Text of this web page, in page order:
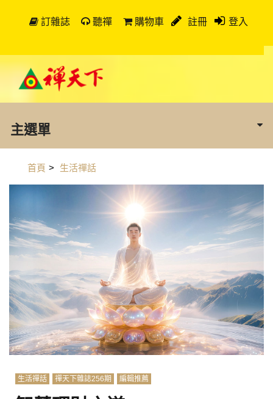
訂雜誌 聽禪 購物車 註冊 登入
主選單
首頁 > 生活禪話
生活禪話 禪天下雜誌256期 編輯推薦